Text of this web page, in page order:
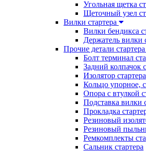
Угольная щетка
Щеточный узел
Вилки стартера
Вилки бендикса
Держатель вилки
Прочие детали стартера
Болт терминал
Задний колпачок
Изолятор стартера
Кольцо упорное,
Опора с втулкой
Подставка вилки
Прокладка
Резиновый
Резиновый
Ремкомплекты
Сальник стартера